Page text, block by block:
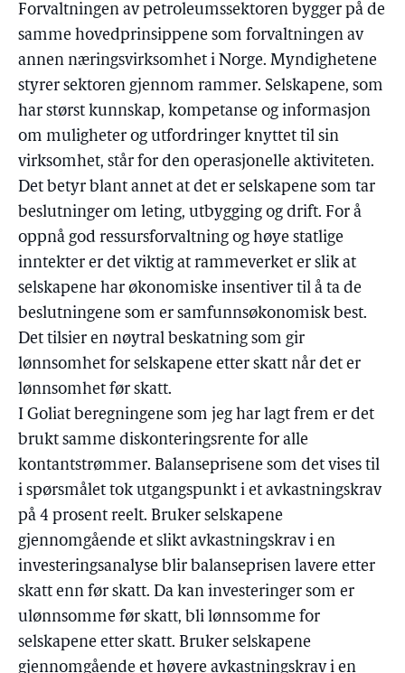
Forvaltningen av petroleumssektoren bygger på de
samme hovedprinsippene som forvaltningen av
annen næringsvirksomhet i Norge. Myndighetene
styrer sektoren gjennom rammer. Selskapene, som
har størst kunnskap, kompetanse og informasjon
om muligheter og utfordringer knyttet til sin
virksomhet, står for den operasjonelle aktiviteten.
Det betyr blant annet at det er selskapene som tar
beslutninger om leting, utbygging og drift. For å
oppnå god ressursforvaltning og høye statlige
inntekter er det viktig at rammeverket er slik at
selskapene har økonomiske insentiver til å ta de
beslutningene som er samfunnsøkonomisk best.
Det tilsier en nøytral beskatning som gir
lønnsomhet for selskapene etter skatt når det er
lønnsomhet før skatt.
I Goliat beregningene som jeg har lagt frem er det
brukt samme diskonteringsrente for alle
kontantstrømmer. Balanseprisene som det vises til
i spørsmålet tok utgangspunkt i et avkastningskrav
på 4 prosent reelt. Bruker selskapene
gjennomgående et slikt avkastningskrav i en
investeringsanalyse blir balanseprisen lavere etter
skatt enn før skatt. Da kan investeringer som er
ulønnsomme før skatt, bli lønnsomme for
selskapene etter skatt. Bruker selskapene
gjennomgående et høyere avkastningskrav i en